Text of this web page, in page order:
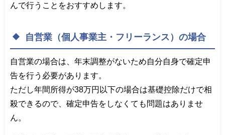
んで行うことをおすすめします。
自営業（個人事業主・フリーランス）の場合
自営業の場合は、年末調整がないため自分自身で確定申
告を行う必要があります。
ただし年間所得が38万円以下の場合は基礎控除だけで相
殺できるので、確定申告をしなくても問題はありませ
ん。